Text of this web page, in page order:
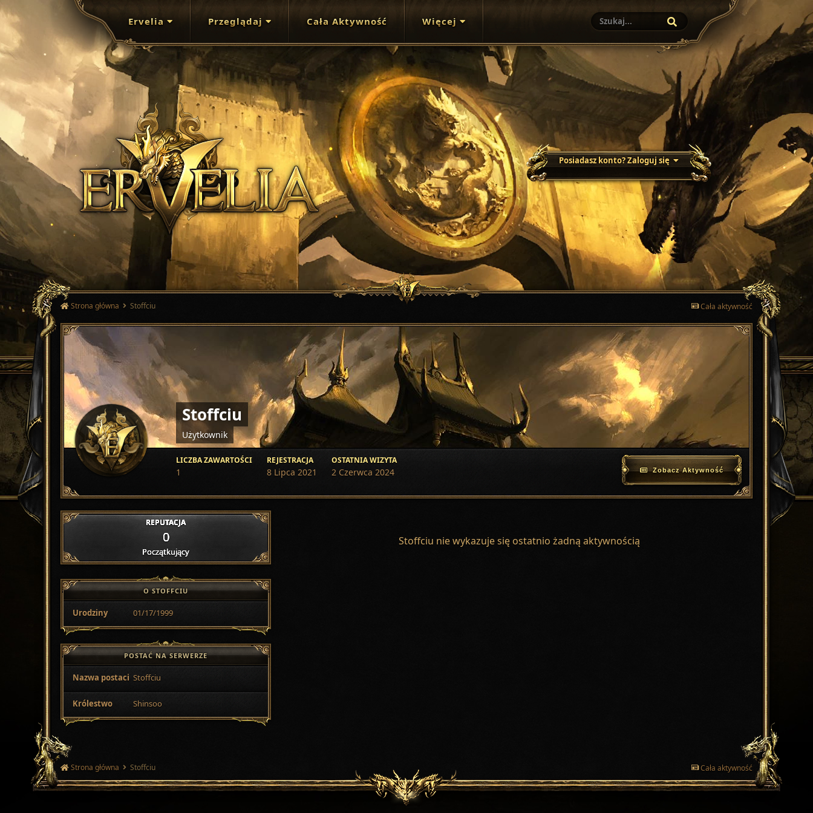
Posiadasz konto? Zaloguj się
Ervelia Przeglądaj Cała Aktywność Więcej
Cała aktywność
Strona główna Stoffciu
Stoffciu
Użytkownik
Zobacz Aktywność
LICZBA ZAWARTOŚCI
1
REJESTRACJA
8 Lipca 2021
OSTATNIA WIZYTA
2 Czerwca 2024
REPUTACJA
0
Początkujący
O STOFFCIU
Urodziny 01/17/1999
POSTAĆ NA SERWERZE
Nazwa postaci Stoffciu
Królestwo Shinsoo
Stoffciu nie wykazuje się ostatnio żadną aktywnością
Cała aktywność
Strona główna Stoffciu